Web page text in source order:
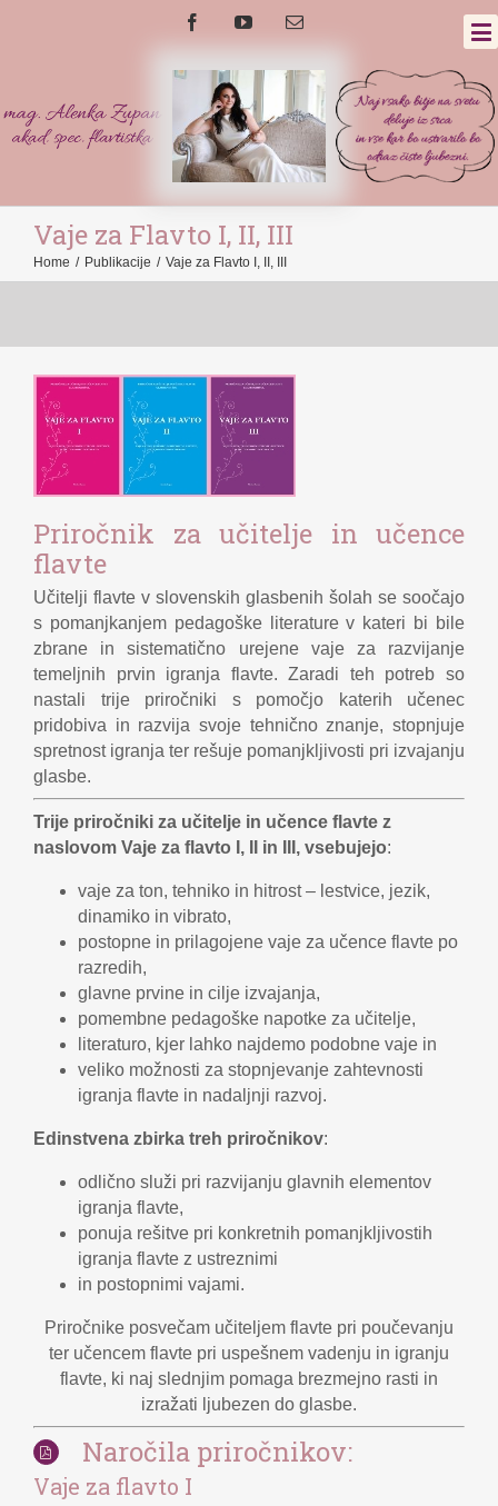
Vaje za Flavto I, II, III
Home / Publikacije / Vaje za Flavto I, II, III
Priročnik za učitelje in učence
flavte
Učitelji flavte v slovenskih glasbenih šolah se soočajo
s pomanjkanjem pedagoške literature v kateri bi bile
zbrane in sistematično urejene vaje za razvijanje
temeljnih prvin igranja flavte. Zaradi teh potreb so
nastali trije priročniki s pomočjo katerih učenec
pridobiva in razvija svoje tehnično znanje, stopnjuje
spretnost igranja ter rešuje pomanjkljivosti pri izvajanju
glasbe.
Trije priročniki za učitelje in učence flavte z
naslovom Vaje za flavto I, II in III, vsebujejo:
vaje za ton, tehniko in hitrost – lestvice, jezik,
dinamiko in vibrato,
postopne in prilagojene vaje za učence flavte po
razredih,
glavne prvine in cilje izvajanja,
pomembne pedagoške napotke za učitelje,
literaturo, kjer lahko najdemo podobne vaje in
veliko možnosti za stopnjevanje zahtevnosti
igranja flavte in nadaljnji razvoj.
Edinstvena zbirka treh priročnikov:
odlično služi pri razvijanju glavnih elementov
igranja flavte,
ponuja rešitve pri konkretnih pomanjkljivostih
igranja flavte z ustreznimi
in postopnimi vajami.
Priročnike posvečam učiteljem flavte pri poučevanju
ter učencem flavte pri uspešnem vadenju in igranju
flavte, ki naj slednjim pomaga brezmejno rasti in
izražati ljubezen do glasbe.
Naročila priročnikov:
Vaje za flavto I